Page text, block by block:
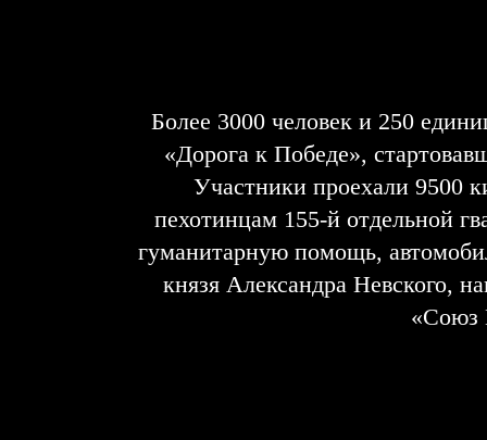
Более 3000 человек и 250
«Дорога к Победе»,
Участники проехали 9500
пехотинцам 155-й отдельной
гуманитарную помощь,
князя Александра Невского,
«Союз